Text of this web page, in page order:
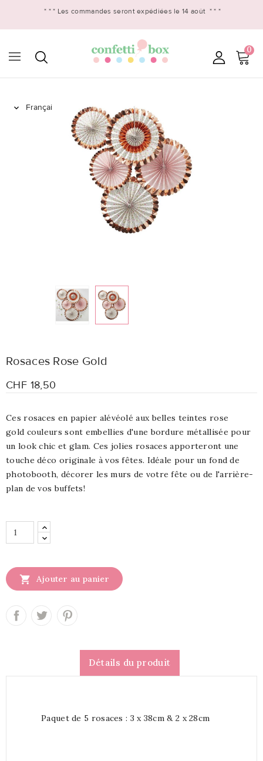
* * * Les commandes seront expédiées le 14 août * * *
0

Rosaces Rose Gold
CHF 18,50
Ces rosaces en papier alévéolé aux belles teintes rose
gold couleurs sont embellies d'une bordure métallisée pour
un look chic et glam. Ces jolies rosaces apporteront une
touche déco originale à vos fêtes. Idéale pour un fond de
photobooth, décorer les murs de votre fête ou de l'arrière-
plan de vos buffets!
 Ajouter au panier
Détails du produit
Paquet de 5 rosaces : 3 x 38cm & 2 x 28cm